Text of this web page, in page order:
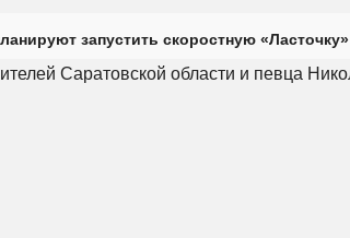
запустить скоростную «Ласточку»